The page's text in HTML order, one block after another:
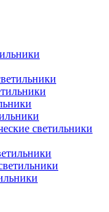
светильники